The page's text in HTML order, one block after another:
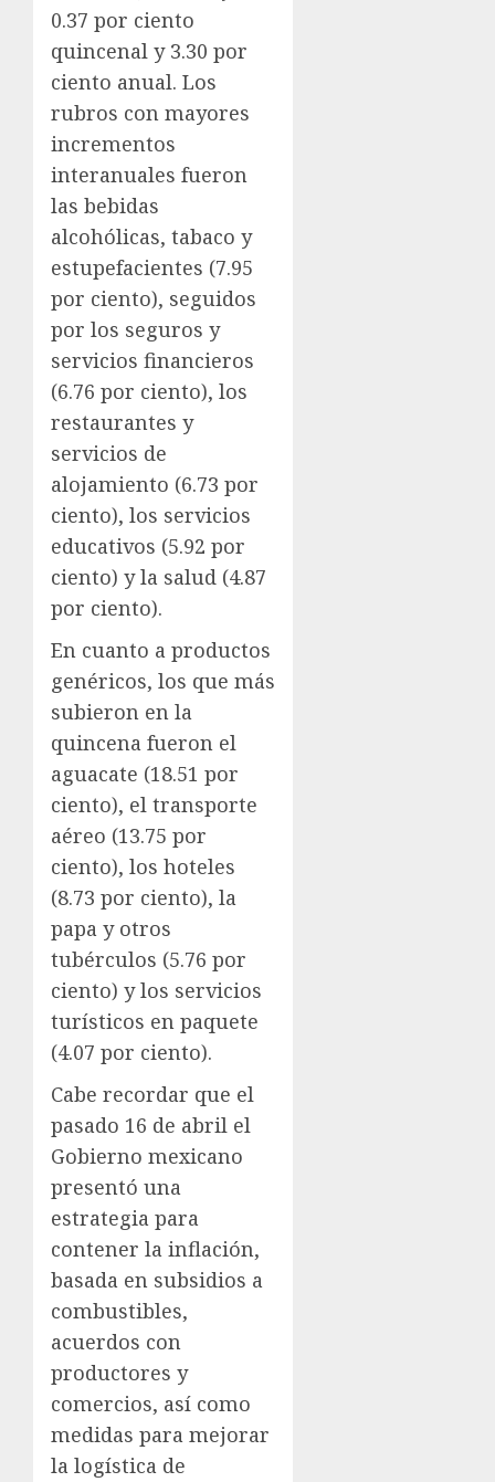
0.37 por ciento
quincenal y 3.30 por
ciento anual. Los
rubros con mayores
incrementos
interanuales fueron
las bebidas
alcohólicas, tabaco y
estupefacientes (7.95
por ciento), seguidos
por los seguros y
servicios financieros
(6.76 por ciento), los
restaurantes y
servicios de
alojamiento (6.73 por
ciento), los servicios
educativos (5.92 por
ciento) y la salud (4.87
por ciento).
En cuanto a productos
genéricos, los que más
subieron en la
quincena fueron el
aguacate (18.51 por
ciento), el transporte
aéreo (13.75 por
ciento), los hoteles
(8.73 por ciento), la
papa y otros
tubérculos (5.76 por
ciento) y los servicios
turísticos en paquete
(4.07 por ciento).
Cabe recordar que el
pasado 16 de abril el
Gobierno mexicano
presentó una
estrategia para
contener la inflación,
basada en subsidios a
combustibles,
acuerdos con
productores y
comercios, así como
medidas para mejorar
la logística de